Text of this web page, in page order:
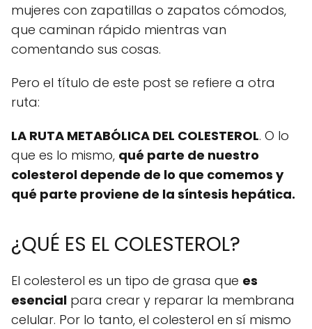
mujeres con zapatillas o zapatos cómodos,
que caminan rápido mientras van
comentando sus cosas.
Pero el título de este post se refiere a otra
ruta:
LA RUTA METABÓLICA DEL COLESTEROL. O lo
que es lo mismo, qué parte de nuestro
colesterol depende de lo que comemos y
qué parte proviene de la síntesis hepática.
¿QUÉ ES EL COLESTEROL?
El colesterol es un tipo de grasa que es
esencial para crear y reparar la membrana
celular. Por lo tanto, el colesterol en sí mismo